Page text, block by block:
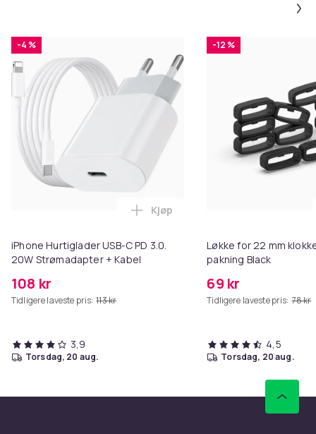
Produktsikkerhetsinformasjon
-4 %
iPhone Hurtiglader USB-C PD 3.0.
20W Strømadapter + Kabel
108 kr
Tidligere laveste pris: 113 kr
Legg iPhone Hurtiglader USB-C
Kjøp
3,9
torsdag, 20 aug.
-12 %
Løkke for 22 mm
pakning Black
69 kr
Tidligere laveste pris: 78 kr
4,5
torsdag, 20 aug.